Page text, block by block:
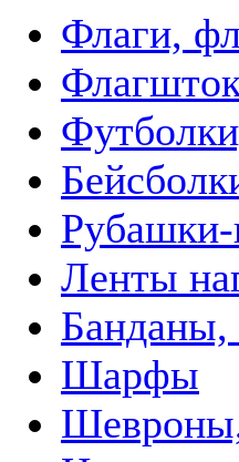
Флаги,
Рубашки-
Ленты
Банданы,
Шарфы